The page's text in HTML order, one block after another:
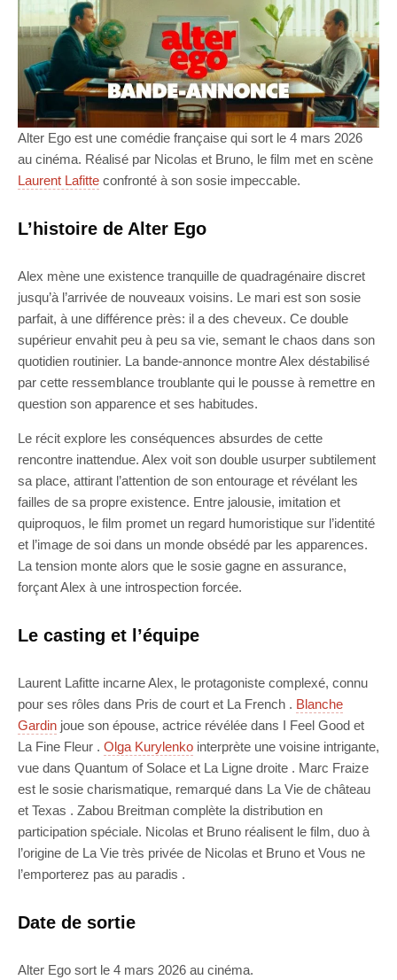
Alter Ego est une comédie française qui sort le 4 mars 2026
au cinéma. Réalisé par Nicolas et Bruno, le film met en scène
Laurent Lafitte confronté à son sosie impeccable.
L’histoire de Alter Ego
Alex mène une existence tranquille de quadragénaire discret
jusqu’à l’arrivée de nouveaux voisins. Le mari est son sosie
parfait, à une différence près: il a des cheveux. Ce double
supérieur envahit peu à peu sa vie, semant le chaos dans son
quotidien routinier. La bande-annonce montre Alex déstabilisé
par cette ressemblance troublante qui le pousse à remettre en
question son apparence et ses habitudes.
Le récit explore les conséquences absurdes de cette
rencontre inattendue. Alex voit son double usurper subtilement
sa place, attirant l’attention de son entourage et révélant les
failles de sa propre existence. Entre jalousie, imitation et
quiproquos, le film promet un regard humoristique sur l’identité
et l’image de soi dans un monde obsédé par les apparences.
La tension monte alors que le sosie gagne en assurance,
forçant Alex à une introspection forcée.
Le casting et l’équipe
Laurent Lafitte incarne Alex, le protagoniste complexé, connu
pour ses rôles dans Pris de court et La French . Blanche
Gardin joue son épouse, actrice révélée dans I Feel Good et
La Fine Fleur . Olga Kurylenko interprète une voisine intrigante,
vue dans Quantum of Solace et La Ligne droite . Marc Fraize
est le sosie charismatique, remarqué dans La Vie de château
et Texas . Zabou Breitman complète la distribution en
participation spéciale. Nicolas et Bruno réalisent le film, duo à
l’origine de La Vie très privée de Nicolas et Bruno et Vous ne
l’emporterez pas au paradis .
Date de sortie
Alter Ego sort le 4 mars 2026 au cinéma.